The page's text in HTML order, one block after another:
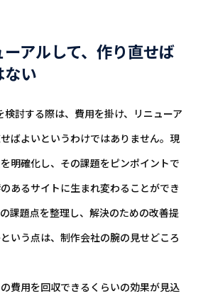
アルして、作り直せば
ない
討する際は、費用を掛け、リニューア
ばよいというわけではありません。現
明確化し、その課題をピンポイントで
あるサイトに生まれ変わることができ
課題点を整理し、解決のための改善提
いう点は、制作会社の腕の見せどころ
費用を回収できるくらいの効果が見込